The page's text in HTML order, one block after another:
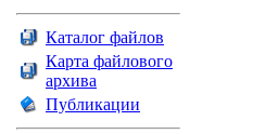
Каталог файлов
Карта файлового
архива
Публикации